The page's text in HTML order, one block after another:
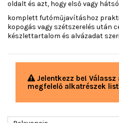
oldalt és azt, hogy első vagy
komplett futóműjavításhoz
kopogás vagy szétszerelés után
készlettartalom és alvázadat
Jelentkezz be!
megfelelő alkatrészek